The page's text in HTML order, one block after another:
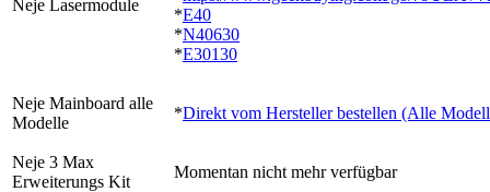
Neje Lasermodule
*E40
*N40630
*E30130
Neje Mainboard alle
Modelle
*Direkt vom Hersteller bestellen (Alle
Neje 3 Max
Erweiterungs Kit
Momentan nicht mehr verfügbar